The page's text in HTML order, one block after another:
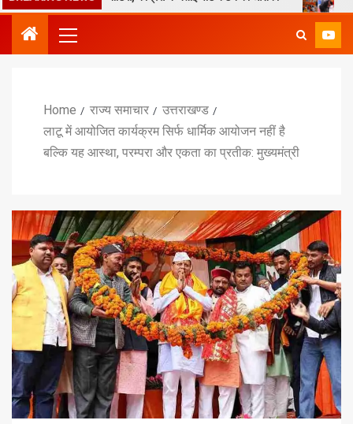
Home राज्य समाचार
उत्तराखण्ड
लाटू में आयोजित कार्यक्रम सिर्फ धार्मिक आयोजन नहीं है
बल्कि यह आस्था, परम्परा और एकता का प्रतीक: मुख्यमंत्री